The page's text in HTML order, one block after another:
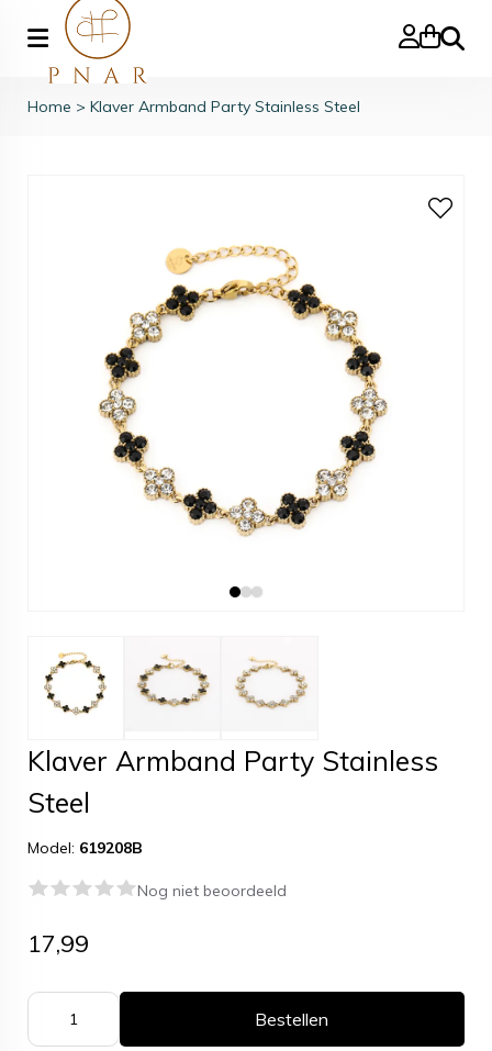
Zoeken
Home > Klaver Armband Party Stainless Steel
Klaver Armband Party Stainless
Steel
Model: 619208B
Nog niet beoordeeld
17,99
Bestellen